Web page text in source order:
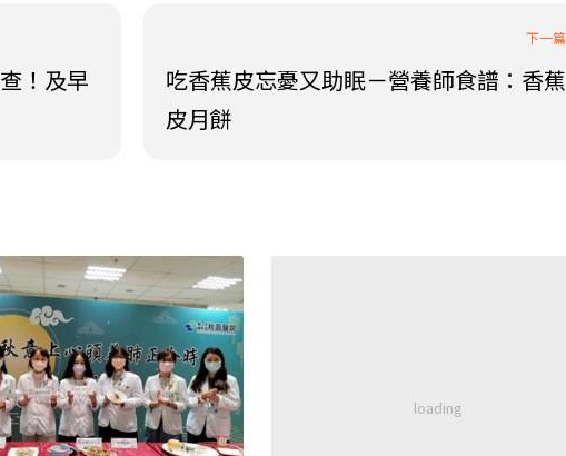
！及早
吃香蕉皮忘憂又助眠－營養師食譜：香蕉
皮月餅